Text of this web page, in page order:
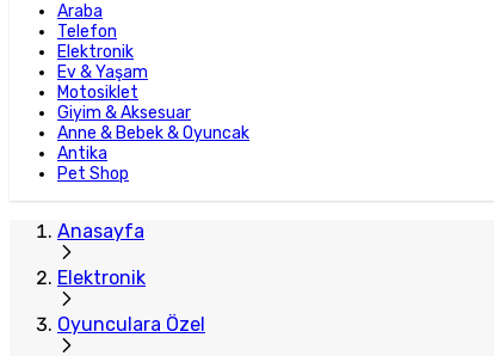
Araba
Telefon
Elektronik
Ev & Yaşam
Motosiklet
Giyim & Aksesuar
Anne & Bebek & Oyuncak
Antika
Pet Shop
Anasayfa
Elektronik
Oyunculara Özel